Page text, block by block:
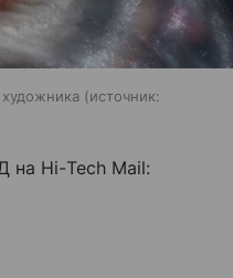
источник:
на Hi-Tech Mail: